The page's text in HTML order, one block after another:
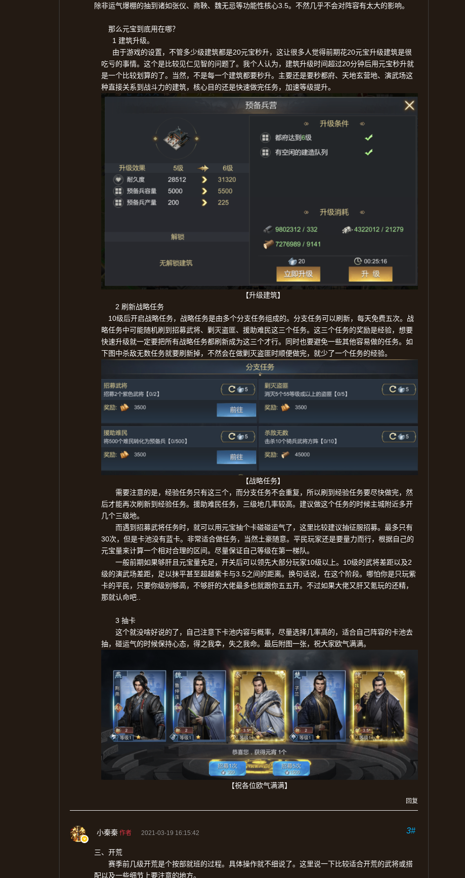
除非运气爆棚的抽到诸如张仪、商鞅、魏无忌等功能性核心3.5。不然几乎不会对阵容有太大的影响。
那么元宝到底用在哪？
1 建筑升级。
由于游戏的设置，不管多少级建筑都是20元宝秒升，这让很多人觉得前期花20元宝升级建筑是很
吃亏的事情。这个是比较见仁见智的问题了。我个人认为，建筑升级时间超过20分钟后用元宝秒升就
是一个比较划算的了。当然，不是每一个建筑都要秒升。主要还是要秒都府、天地玄营地、演武场这
种直接关系到战斗力的建筑，核心目的还是快速做完任务，加速等级提升。
【升级建筑】
2 刷新战略任务
10级后开启战略任务，战略任务是由多个分支任务组成的。分支任务可以刷新，每天免费五次。战
略任务中可能随机刷到招募武将、剿灭盗匪、援助难民这三个任务。这三个任务的奖励是经验，想要
快速升级就一定要把所有战略任务都刷新成为这三个才行。同时也要避免一些其他容易做的任务。如
下图中杀敌无数任务就要刷新掉，不然会在做剿灭盗匪时顺便做完，就少了一个任务的经验。
【战略任务】
需要注意的是，经验任务只有这三个，而分支任务不会重复，所以刷到经验任务要尽快做完，然
后才能再次刷新到经验任务。援助难民任务，三级地几率较高。建议做这个任务的时候主城附近多开
几个三级地。
而遇到招募武将任务时，就可以用元宝抽个卡碰碰运气了，这里比较建议抽征服招募。最多只有
30次，但是卡池没有蓝卡。非常适合做任务，当然土豪随意。平民玩家还是要量力而行，根据自己的
元宝量来计算一个相对合理的区间。尽量保证自己等级在第一梯队。
一般前期如果够肝且元宝量充足，开关后可以领先大部分玩家10级以上。 10级的武将差距以及2
级的演武场差距，足以抹平甚至超越紫卡与3.5之间的距离。换句话说，在这个阶段。哪怕你是只玩紫
卡的平民，只要你级别够高，不够肝的大佬最多也就跟你五五开。不过如果大佬又肝又氪玩的还精，
那就认命吧..
3 抽卡
这个就没啥好说的了，自己注意下卡池内容与概率，尽量选择几率高的，适合自己阵容的卡池去
抽，碰运气的时候保持心态，得之我幸，失之我命。最后附图一张，祝大家欧气满满。
【祝各位欧气满满】
回复
小秦秦 作者 2021-03-19 16:15:42 3#
三、开荒
赛季前几级开荒是个按部就班的过程。具体操作就不细说了。这里说一下比较适合开荒的武将或搭
配以及一些细节上要注意的地方。